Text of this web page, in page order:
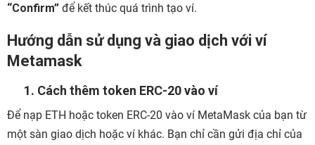
“Confirm” để kết thúc quá trình tạo ví.
Hướng dẫn sử dụng và giao dịch với ví
Metamask
1. Cách thêm token ERC-20 vào ví
Để nạp ETH hoặc token ERC-20 vào ví MetaMask của bạn từ
một sàn giao dịch hoặc ví khác. Bạn chỉ cần gửi địa chỉ của